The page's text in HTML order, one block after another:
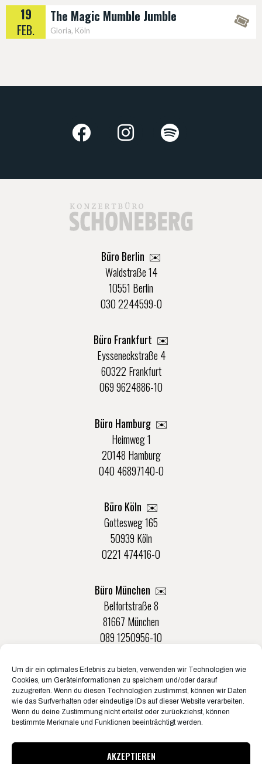
Um dir ein optimales Erlebnis zu bieten, verwenden wir Technologien wie
Cookies, um Geräteinformationen zu speichern und/oder darauf
zuzugreifen. Wenn du diesen Technologien zustimmst, können wir Daten
wie das Surfverhalten oder eindeutige IDs auf dieser Website verarbeiten.
Wenn du deine Zustimmung nicht erteilst oder zurückziehst, können
bestimmte Merkmale und Funktionen beeinträchtigt werden.
AKZEPTIEREN
19
FEB.
The Magic Mumble Jumble
Gloria, Köln
Büro Berlin ✉️
Waldstraße 14
10551 Berlin
030 2244599-0
Büro Frankfurt ✉️
Eysseneckstraße 4
60322 Frankfurt
069 9624886-10
Büro Hamburg ✉️
Heimweg 1
20148 Hamburg
040 46897140-0
Büro Köln ✉️
Gottesweg 165
50939 Köln
0221 474416-0
Büro München ✉️
Belfortstraße 8
81667 München
089 1250956-10
Büro Münster ✉️
Rudolf-Von-Langen-Str. 42
48147 Münster
0251 20132-0